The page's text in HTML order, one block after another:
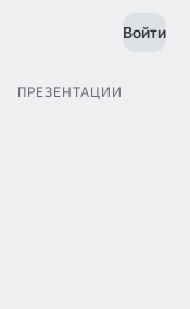
Войти
ПРЕЗЕНТАЦИИ